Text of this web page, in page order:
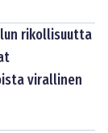
rikollisuutta
virallinen